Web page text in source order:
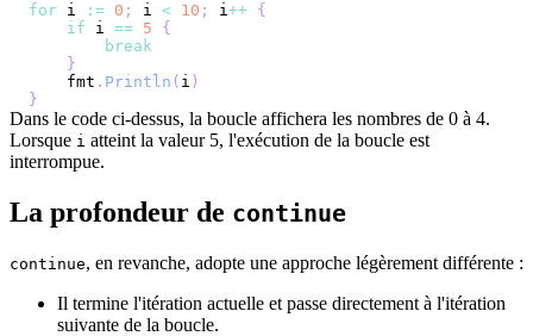
for i := 0 ; i < 10 ; i++ {
if i == 5
{
break
}
    fmt
. Println ( i )
}
Dans le code ci-dessus, la boucle affichera les nombres de 0 à 4.
Lorsque i atteint la valeur 5, l'exécution de la boucle est
interrompue.
La profondeur de continue
continue, en revanche, adopte une approche légèrement différente :
Il termine l'itération actuelle et passe directement à l'itération
suivante de la boucle.